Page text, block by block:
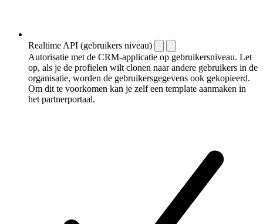
Realtime API (gebruikers niveau)
Autorisatie met de CRM-applicatie op gebruikersniveau. Let
op, als je de profielen wilt clonen naar andere gebruikers in de
organisatie, worden de gebruikersgegevens ook gekopieerd.
Om dit te voorkomen kan je zelf een template aanmaken in
het partnerportaal.